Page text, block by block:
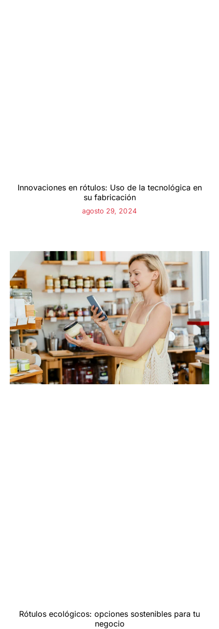
Innovaciones en rótulos: Uso de la tecnológica en
su fabricación
agosto 29, 2024
Rótulos ecológicos: opciones sostenibles para tu
negocio